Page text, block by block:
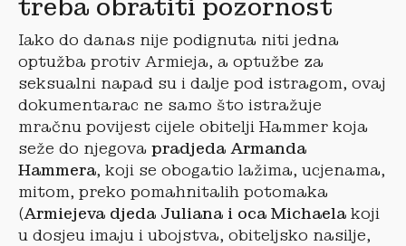
treba obratiti pozornost
Iako do danas nije podignuta niti jedna
optužba protiv Armieja, a optužbe za
seksualni napad su i dalje pod istragom, ovaj
dokumentarac ne samo što istražuje
mračnu povijest cijele obitelji Hammer koja
seže do njegova pradjeda Armanda
Hammera, koji se obogatio lažima, ucjenama,
mitom, preko pomahnitalih potomaka
(Armiejeva djeda Juliana i oca Michaela koji
u dosjeu imaju i ubojstva, obiteljsko nasilje,